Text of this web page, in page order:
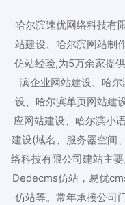
哈尔滨速优网络科技有
站建设、哈尔滨网站制
仿站经验,为5万余家提
滨企业网站建设、哈
设、哈尔滨单页网站建
应网站建设、哈尔滨小
建设(域名、服务器空间
络科技有限公司建站主
Dedecms仿站，易优
仿站等。常年承接公司